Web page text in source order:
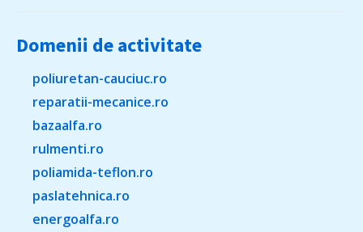
Domenii de activitate
poliuretan-cauciuc.ro
reparatii-mecanice.ro
bazaalfa.ro
rulmenti.ro
poliamida-teflon.ro
paslatehnica.ro
energoalfa.ro